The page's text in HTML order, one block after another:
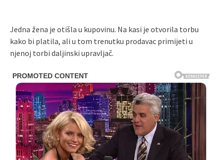
Jedna žena je otišla u kupovinu. Na kasi je otvorila torbu
kako bi platila, ali u tom trenutku prodavac primijeti u
njenoj torbi daljinski upravljač.